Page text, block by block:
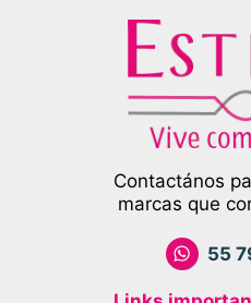
Contactános
marcas que
55